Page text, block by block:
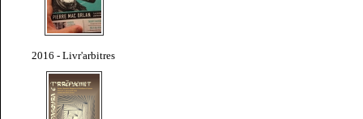
2016 - Livr'arbitres